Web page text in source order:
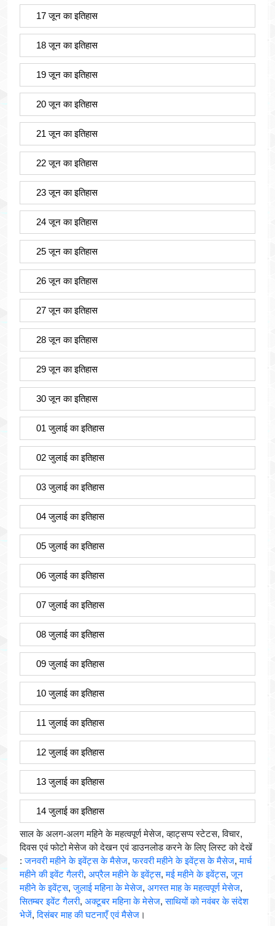
17 जून का इतिहास
18 जून का इतिहास
19 जून का इतिहास
20 जून का इतिहास
21 जून का इतिहास
22 जून का इतिहास
23 जून का इतिहास
24 जून का इतिहास
25 जून का इतिहास
26 जून का इतिहास
27 जून का इतिहास
28 जून का इतिहास
29 जून का इतिहास
30 जून का इतिहास
01 जुलाई का इतिहास
02 जुलाई का इतिहास
03 जुलाई का इतिहास
04 जुलाई का इतिहास
05 जुलाई का इतिहास
06 जुलाई का इतिहास
07 जुलाई का इतिहास
08 जुलाई का इतिहास
09 जुलाई का इतिहास
10 जुलाई का इतिहास
11 जुलाई का इतिहास
12 जुलाई का इतिहास
13 जुलाई का इतिहास
14 जुलाई का इतिहास
साल के अलग-अलग महिने के महत्वपूर्ण मेसेज, व्हाट्सप्प स्टेटस, विचार,
दिवस एवं फोटो मेसेज को देखन एवं डाउनलोड करने के लिए लिस्ट को देखें
:जनवरी महीने के इवेंट्स के मैसेज,फरवरी महीने के इवेंट्स के मैसेज,मार्च
महीने की इवेंट गैलरी, अप्रैल महीने के इवेंट्स,मई महीने के इवेंट्स,जून
महीने के इवेंट्स,जुलाई महिना के मेसेज, अगस्त माह के महत्वपूर्ण मेसेज,
सितम्बर इवेंट गैलरी, अक्टूबर महिना के मेसेज,साथियों को नवंबर के संदेश
भेजें,दिसंबर माह की घटनाएँ एवं मैसेज ।